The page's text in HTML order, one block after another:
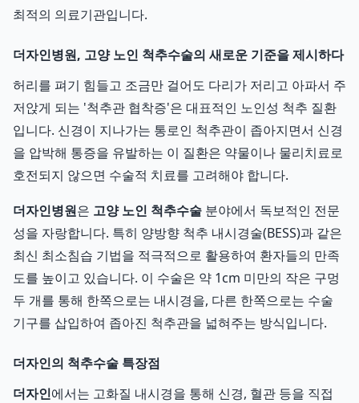
최적의 의료기관입니다.
더자인병원, 고양 노인 척추수술의 새로운 기준을 제시하다
허리를 펴기 힘들고 조금만 걸어도 다리가 저리고 아파서 주
저앉게 되는 '척추관 협착증'은 대표적인 노인성 척추 질환
입니다. 신경이 지나가는 통로인 척추관이 좁아지면서 신경
을 압박해 통증을 유발하는 이 질환은 약물이나 물리치료로
호전되지 않으면 수술적 치료를 고려해야 합니다.
더자인병원은 고양 노인 척추수술 분야에서 독보적인 전문
성을 자랑합니다. 특히 양방향 척추 내시경술(BESS)과 같은
최신 최소침습 기법을 적극적으로 활용하여 환자들의 만족
도를 높이고 있습니다. 이 수술은 약 1cm 미만의 작은 구멍
두 개를 통해 한쪽으로는 내시경을, 다른 한쪽으로는 수술
기구를 삽입하여 좁아진 척추관을 넓혀주는 방식입니다.
더자인의 척추수술 특장점
더자인에서는 고화질 내시경을 통해 신경, 혈관 등을 직접